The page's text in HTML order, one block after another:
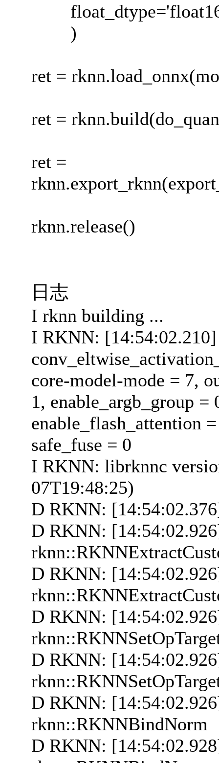
)
ret =
ret =
ret =
rknn.release()
日志
I rknn building ...
I RKNN: [14:54:02.210]
core-model-mode = 7,
1, enable_argb_group
enable_flash_attention
safe_fuse = 0
I RKNN: librknnc
07T19:48:25)
D RKNN:
D RKNN:
D RKNN:
D RKNN:
D RKNN:
D RKNN:
rknn::RKNNBindNorm
D RKNN: